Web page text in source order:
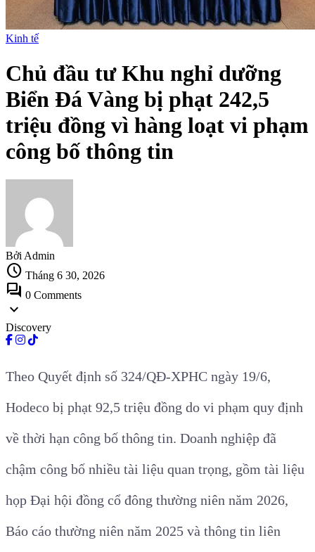
Kinh tế
Chủ đầu tư Khu nghỉ dưỡng
Biển Đá Vàng bị phạt 242,5
triệu đồng vì hàng loạt vi phạm
công bố thông tin
Bởi Admin
schedule Tháng 6 30, 2026
forum 0 Comments
expand_more
Discovery
Theo Quyết định số 324/QĐ-XPHC ngày 19/6,
Hodeco bị phạt 92,5 triệu đồng do vi phạm quy định
về thời hạn công bố thông tin. Doanh nghiệp đã
chậm công bố nhiều tài liệu quan trọng, gồm tài liệu
họp Đại hội đồng cổ đông thường niên năm 2026,
Báo cáo thường niên năm 2025 và thông tin liên